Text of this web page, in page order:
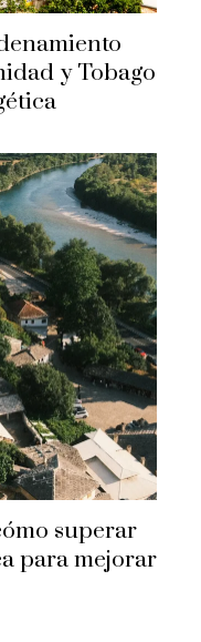
y Tobago
superar
para mejorar